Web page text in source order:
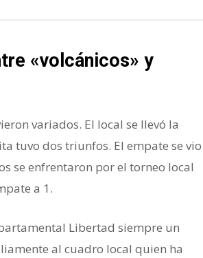
«volcánicos» y
variados. El local se llevó la
tuvo dos triunfos. El empate se vio
se enfrentaron por el torneo local
a 1.
Libertad siempre un
al cuadro local quien ha